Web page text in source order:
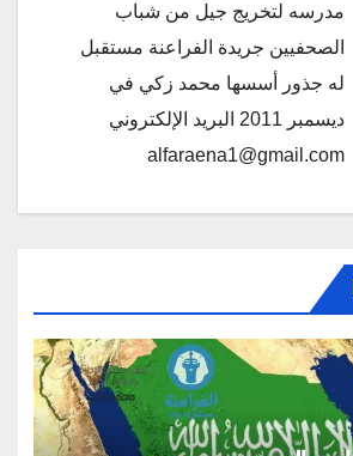
مدرسه لتخريج جيل من شباب
الصحفيين جريدة الفراعنة مستقبل
له جذور أسسها محمد زكي في
ديسمبر 2011 البريد الإلكتروني
alfaraena1@gmail.com